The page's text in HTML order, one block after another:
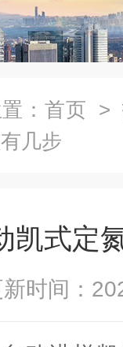
： 首页 >
几步
凯式定
新时间：